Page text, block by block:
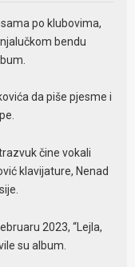
po klubovima,
bendu
da piše pjesme i
čine vokali
klavijature, Nenad
2023, “Lejla,
su album.